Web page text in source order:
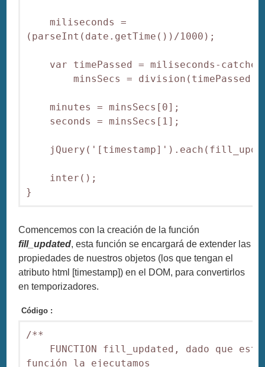
miliseconds =
(parseInt(date.getTime())/1000);
var timePassed = miliseconds-
minsSecs = division(timePassed,
minutes = minsSecs[0];
seconds = minsSecs[1];
inter();
}
Comencemos con la creación de la función
fill_updated, esta función se encargará de extender las
propiedades de nuestros objetos (los que tengan el
atributo html [timestamp]) en el DOM, para convertirlos
en temporizadores.
Código :
/**
FUNCTION fill_updated, dado que esta
función la ejecutamos